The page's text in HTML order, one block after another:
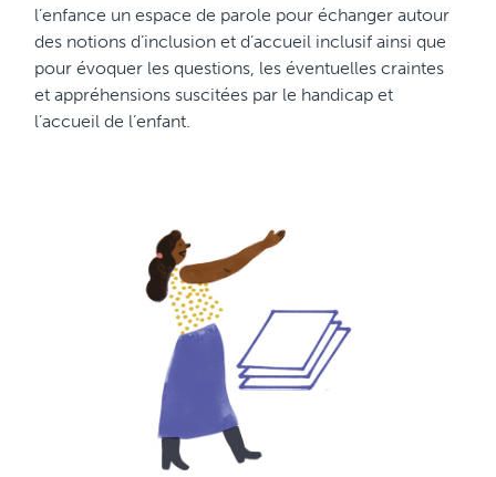
l’enfance un espace de parole pour échanger autour
des notions d’inclusion et d’accueil inclusif ainsi que
pour évoquer les questions, les éventuelles craintes
et appréhensions suscitées par le handicap et
l’accueil de l’enfant.